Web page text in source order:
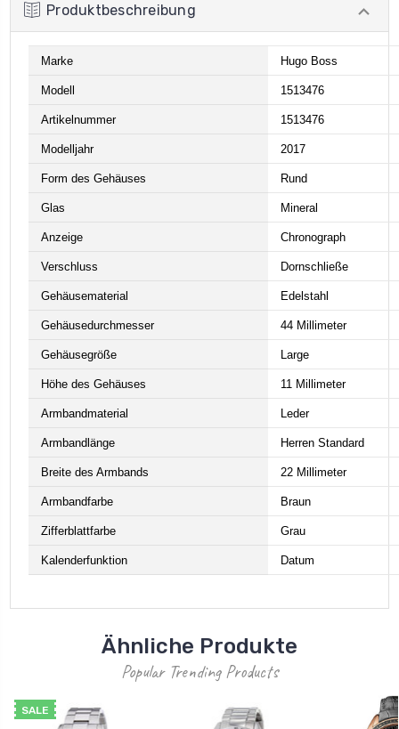
Produktbeschreibung
Marke Hugo Boss
Modell 1513476
Artikelnummer 1513476
Modelljahr 2017
Form des Gehäuses Rund
Glas Mineral
Anzeige Chronograph
Verschluss Dornschließe
Gehäusematerial Edelstahl
Gehäusedurchmesser 44 Millimeter
Gehäusegröße Large
Höhe des Gehäuses 11 Millimeter
Armbandmaterial Leder
Armbandlänge Herren Standard
Breite des Armbands 22 Millimeter
Armbandfarbe Braun
Zifferblattfarbe Grau
Kalenderfunktion Datum
Ähnliche Produkte
Popular Trending Products
SALE